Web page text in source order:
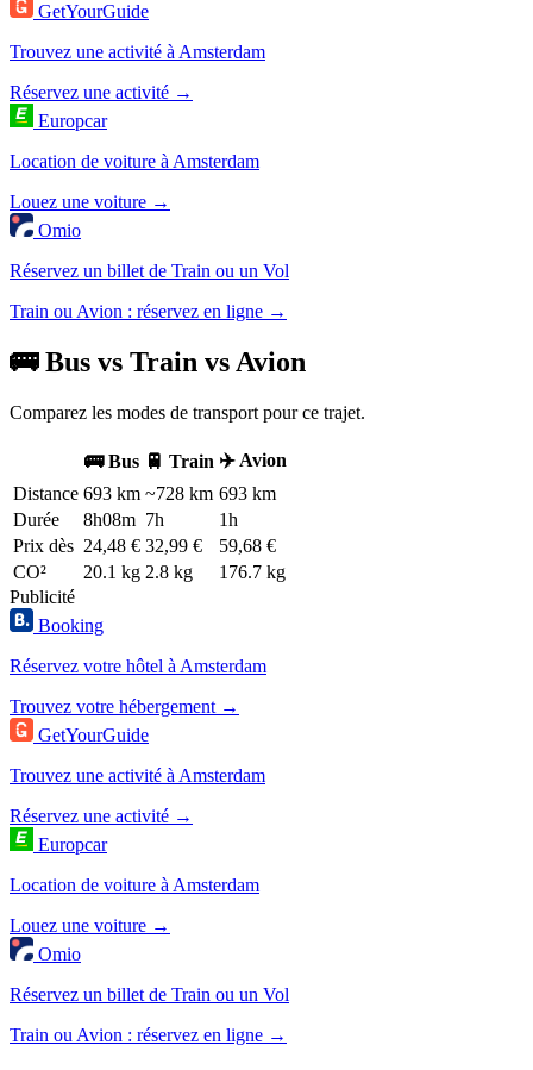
GetYourGuide
Trouvez une activité à Amsterdam
Réservez une activité →
Europcar
Location de voiture à Amsterdam
Louez une voiture →
Omio
Réservez un billet de Train ou un Vol
Train ou Avion : réservez en ligne →
🚌 Bus vs Train vs Avion
Comparez les modes de transport pour ce trajet.
🚌 Bus 🚆 Train ✈️ Avion
Distance 693 km ~728 km 693 km
Durée
8h08m 7h
1h
Prix dès 24,48 € 32,99 €
59,68 €
CO²
20.1 kg 2.8 kg
176.7 kg
Publicité
Booking
Réservez votre hôtel à Amsterdam
Trouvez votre hébergement →
GetYourGuide
Trouvez une activité à Amsterdam
Réservez une activité →
Europcar
Location de voiture à Amsterdam
Louez une voiture →
Omio
Réservez un billet de Train ou un Vol
Train ou Avion : réservez en ligne →